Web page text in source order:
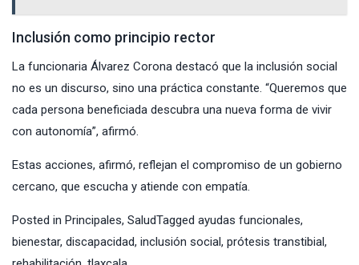
Inclusión como principio rector
La funcionaria Álvarez Corona destacó que la inclusión social
no es un discurso, sino una práctica constante. “Queremos que
cada persona beneficiada descubra una nueva forma de vivir
con autonomía”, afirmó.
Estas acciones, afirmó, reflejan el compromiso de un gobierno
cercano, que escucha y atiende con empatía.
Posted in Principales, SaludTagged ayudas funcionales,
bienestar, discapacidad, inclusión social, prótesis transtibial,